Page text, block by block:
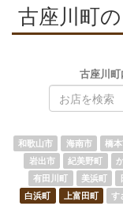
古座川町
古座川
和歌山市 海南市 橋
岩出市
紀美野町
有田川町
美浜町
白浜町
上富田町 す